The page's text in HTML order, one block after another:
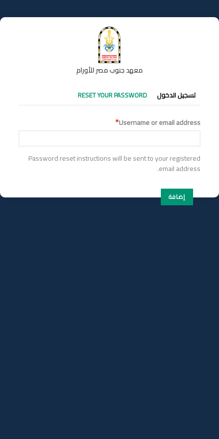
إلى
المحتوى
معهد جنوب مصر للأورام
التبويبات
الأساسية
تسجيل الدخول RESET YOUR PASSWORD
Username or email address
Password reset instructions will be sent to your registered
email address.